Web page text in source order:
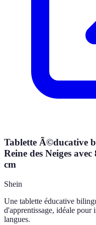
Tablette Ã©ducative
Reine des Neiges
cm
Shein
Une tablette éducative
d'apprentissage, idéale pour
langues.